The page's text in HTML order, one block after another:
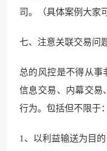
司。（具体案例大家
七、注意关联交易问
总的风控是不得从事
信息交易、内幕交易
行为。包括但不限于：
1、以利益输送为目